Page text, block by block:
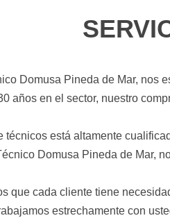
Domusa Pineda de Mar, nos
años en el sector, nuestro
técnicos está altamente
Domusa Pineda de Mar,
que cada cliente tiene
estrechamente con